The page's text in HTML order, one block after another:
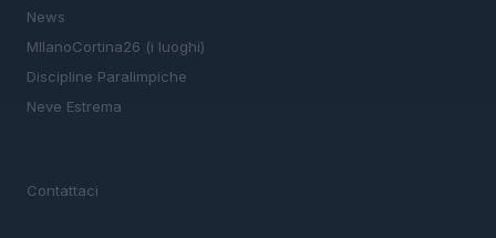
News
MIlanoCortina26 (i luoghi)
Discipline Paralimpiche
Neve Estrema
Contattaci